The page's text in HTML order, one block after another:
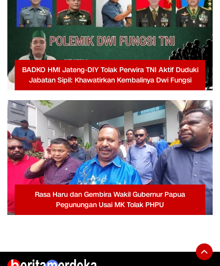
BADKO HMI Jateng-DIY Tolak Perwira TNI Aktif Duduki
Jabatan Sipil: Khawatirkan Kembalinya Dwi Fungsi
Rasa Haru dan Gembira Wakil Gubernur Papua
Pegunungan Usai MK Tolak PHPU